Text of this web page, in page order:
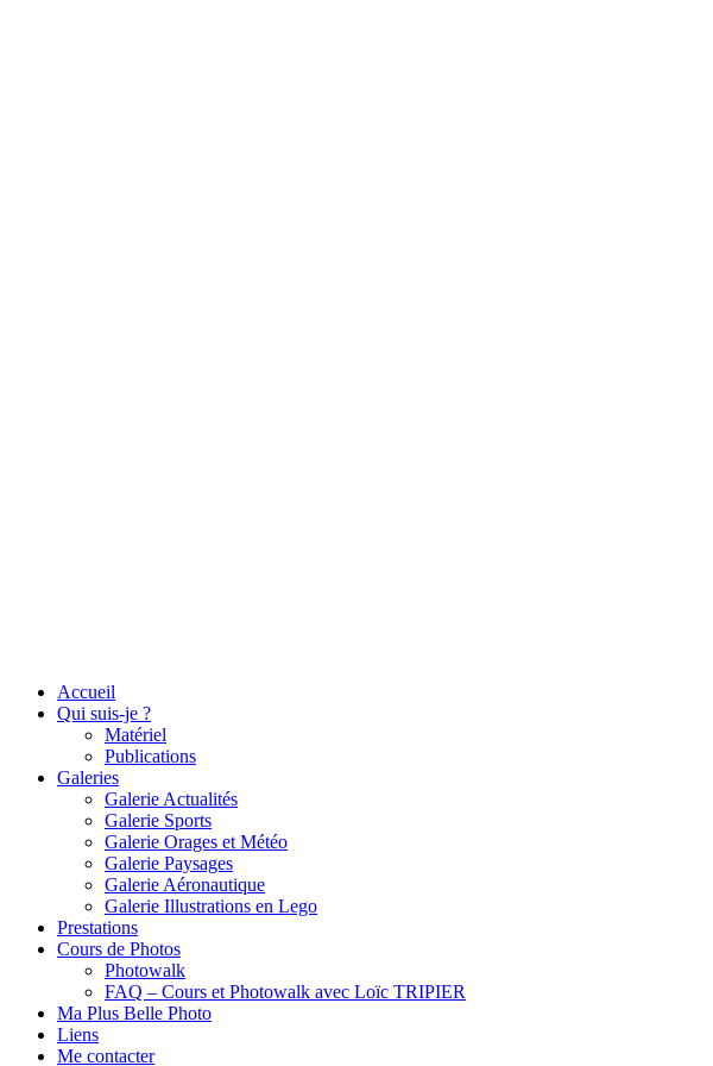
Accueil
Qui suis-je ?
Matériel
Publications
Galeries
Galerie Actualités
Galerie Sports
Galerie Orages et Météo
Galerie Paysages
Galerie Aéronautique
Galerie Illustrations en Lego
Prestations
Cours de Photos
Photowalk
FAQ – Cours et Photowalk avec Loïc TRIPIER
Ma Plus Belle Photo
Liens
Me contacter